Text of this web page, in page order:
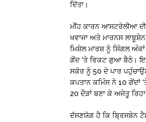
ਦਿੱਤਾ।
ਮੀਂਹ ਕਾਰਨ ਆਸਟਰੇਲੀਆ ਦੀ
ਖਵਾਜਾ ਅਤੇ ਮਾਰਨਸ
ਮਿਸ਼ੇਲ ਮਾਰਸ਼ ਨੂੰ ਸਿੰਗਲ
ਗੇਂਦ ‘ਤੇ ਵਿਕਟ ਗੁਆ ਬੈਠੇ।
ਸਕੋਰ ਨੂੰ 50 ਦੇ ਪਾਰ
ਕਪਤਾਨ ਕਮਿੰਸ ਨੇ 10 ਗੇਂਦਾਂ
20 ਦੌੜਾਂ ਬਣਾ ਕੇ ਅਜੇਤੂ
ਦੱਸਣਯੋਗ ਹੈ ਕਿ ਬ੍ਰਿਸਬੇਨ